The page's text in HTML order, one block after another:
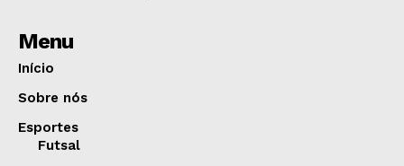
Menu
Início
Sobre nós
Esportes
Futsal